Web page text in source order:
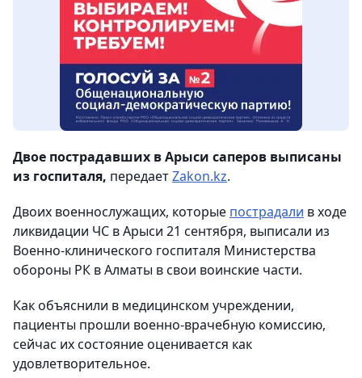
Двое пострадавших в Арыси саперов выписаны
из госпиталя, передаетZakon.kz.
Двоих военнослужащих, которые пострадали в ходе
ликвидации ЧС в Арыси 21 сентября, выписали из
Военно-клинического госпиталя Министерства
обороны РК в Алматы в свои воинские части.
Как объяснили в медицинском учреждении,
пациенты прошли военно-врачебную комиссию,
сейчас их состояние оценивается как
удовлетворительное.